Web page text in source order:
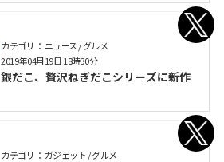
カテゴリ： ニュース / グルメ
銀だこ、贅沢ねぎだこシリーズに新作
2019年04月19日 18時30分
カテゴリ： ガジェット / グルメ